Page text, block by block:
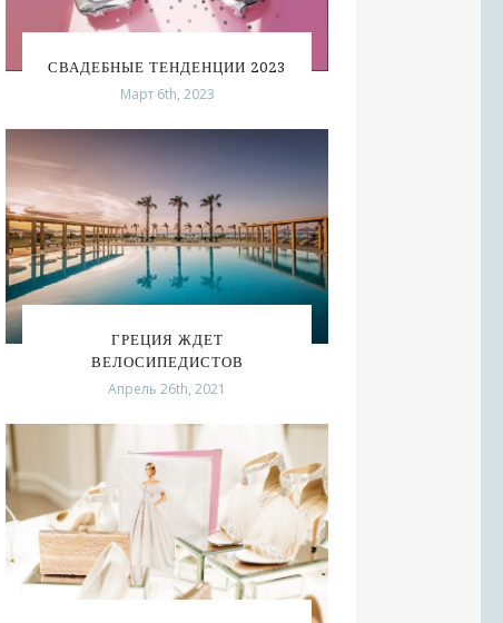
СВАДЕБНЫЕ ТЕНДЕНЦИИ 2023
Март 6th, 2023
ГРЕЦИЯ ЖДЕТ
ВЕЛОСИПЕДИСТОВ
Апрель 26th, 2021